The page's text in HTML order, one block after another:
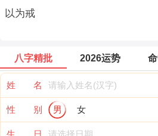
以为戒
八字精批 2026运势
姓 名
性 别 男 女